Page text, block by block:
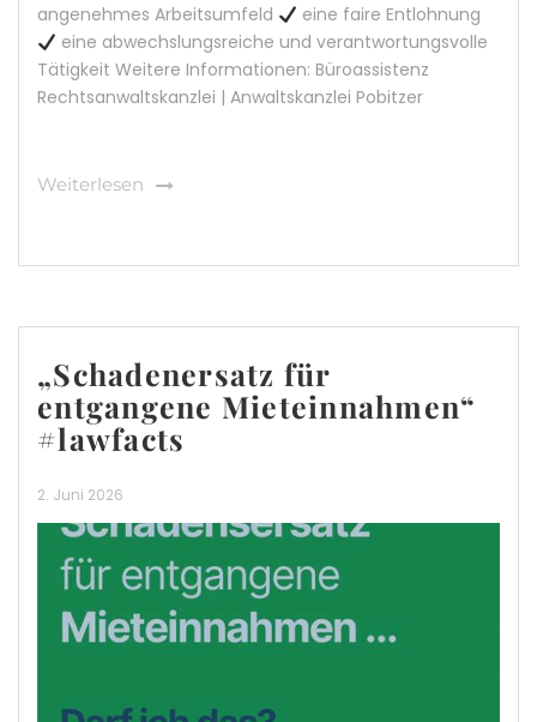
angenehmes Arbeitsumfeld
eine faire Entlohnung
eine abwechslungsreiche und verantwortungsvolle
Tätigkeit Weitere Informationen: Büroassistenz
Rechtsanwaltskanzlei | Anwaltskanzlei Pobitzer
Weiterlesen
„Schadenersatz für
entgangene Mieteinnahmen“
#lawfacts
2. Juni 2026